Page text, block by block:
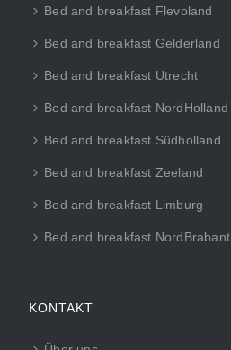
Bed and breakfast Flevoland
Bed and breakfast Gelderland
Bed and breakfast Utrecht
Bed and breakfast NordHolland
Bed and breakfast Südholland
Bed and breakfast Zeeland
Bed and breakfast Limburg
Bed and breakfast NordBrabant
KONTAKT